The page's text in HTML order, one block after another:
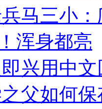
马三小
浑身都亮
兴用中
父如何